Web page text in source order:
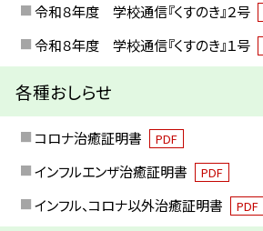
令和８年度 学校通信『くすのき』２号
令和８年度 学校通信『くすのき』１号
各種おしらせ
コロナ治癒証明書 PDF
インフルエンザ治癒証明書 PDF
インフル、コロナ以外治癒証明書 PDF